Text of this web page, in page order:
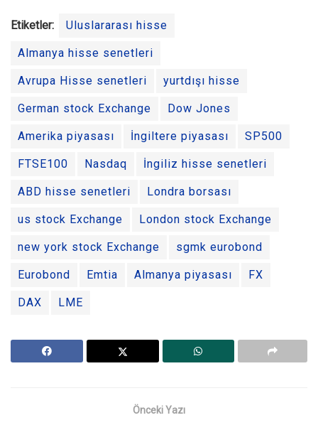
Etiketler: Uluslararası hisse
Almanya hisse senetleri
Avrupa Hisse senetleri yurtdışı hisse
German stock Exchange Dow Jones
Amerika piyasası İngiltere piyasası SP500
FTSE100 Nasdaq İngiliz hisse senetleri
ABD hisse senetleri Londra borsası
us stock Exchange London stock Exchange
new york stock Exchange sgmk eurobond
Eurobond Emtia Almanya piyasası FX
DAX LME
Önceki Yazı